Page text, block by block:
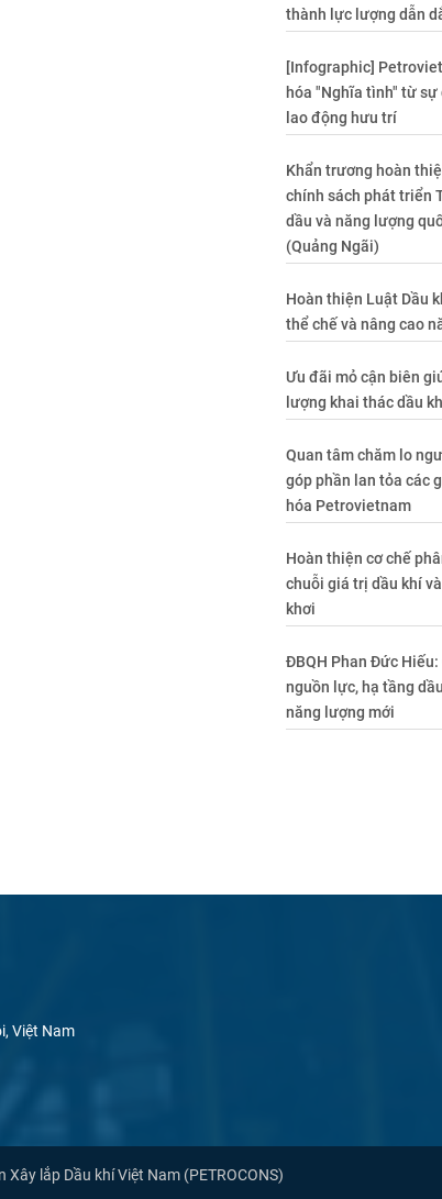
thành lực lượng dẫn
[Infographic]
hóa "Nghĩa tình" từ
lao động hưu trí
Khẩn trương hoàn
chính sách phát triển
dầu và năng lượng
(Quảng Ngãi)
Hoàn thiện Luật Dầu
thể chế và nâng cao
Ưu đãi mỏ cận biên
lượng khai thác dầu
Quan tâm chăm lo
góp phần lan tỏa các
hóa Petrovietnam
Hoàn thiện cơ chế
chuỗi giá trị dầu khí
khơi
ĐBQH Phan Đức
nguồn lực, hạ tầng
năng lượng mới
Việt Nam
lắp Dầu khí Việt Nam (PETROCONS)